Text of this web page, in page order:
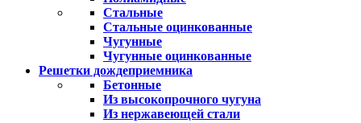
Стальные
Стальные оцинкованные
Чугунные
Чугунные оцинкованные
Решетки дождеприемника
Бетонные
Из высокопрочного чугуна
Из нержавеющей стали